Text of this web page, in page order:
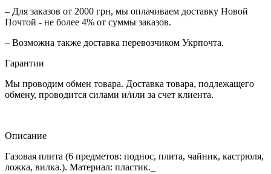
– Для заказов от 2000 грн, мы оплачиваем доставку Новой
Почтой - не более 4% от суммы заказов.
– Возможна также доставка перевозчиком Укрпочта.
Гарантии
Мы проводим обмен товара. Доставка товара, подлежащего
обмену, проводится силами и/или за счет клиента.
Описание
Газовая плита (6 предметов: поднос, плита, чайник, кастрюля,
ложка, вилка.). Материал: пластик._